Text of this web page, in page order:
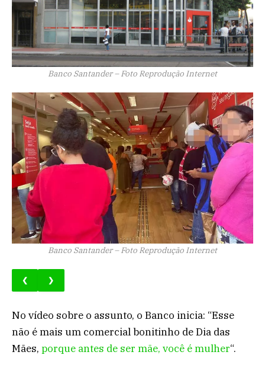
Banco Santander – Foto Reprodução Internet
Banco Santander – Foto Reprodução Internet
❮ ❯
No vídeo sobre o assunto, o Banco inicia: “Esse
não é mais um comercial bonitinho de Dia das
Mães, porque antes de ser mãe, você é mulher“.